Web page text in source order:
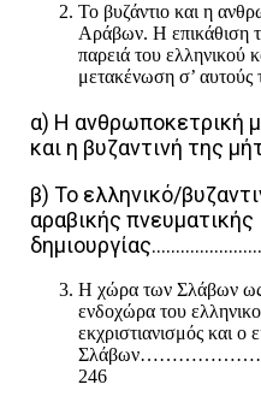
Το βυζάντιο και η
Αράβων. Η επικάθιση
παρειά του ελληνικού
μετακένωση σ’ αυτούς
α) Η ανθρωποκετρική
και η βυζαντινή της
β) Το ελληνικό/
αραβικής πνευματικής
Η χώρα των Σλάβων ως
ενδοχώρα του
εκχριστιανισμός και ο
246